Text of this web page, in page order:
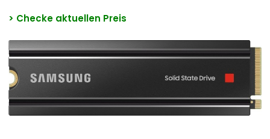
> Checke aktuellen Preis